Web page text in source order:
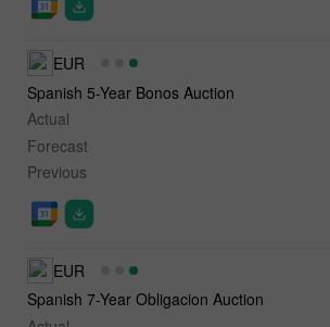
EUR
Spanish 5-Year Bonos Auction
Actual
Forecast
Previous
EUR
Spanish 7-Year Obligacion Auction